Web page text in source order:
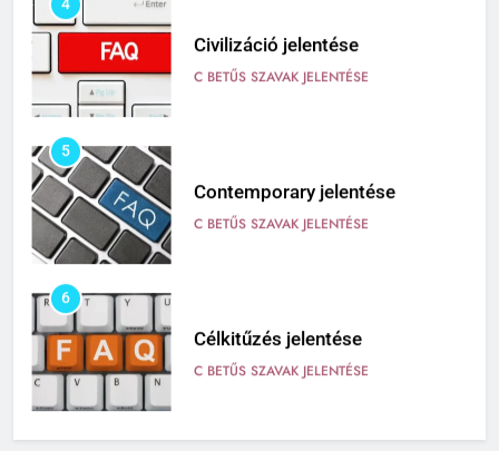
4
Civilizáció jelentése
5
Contemporary jelentése
6
Célkitűzés jelentése